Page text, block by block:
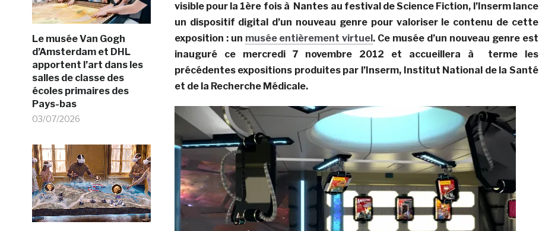
Le musée Van Gogh
d’Amsterdam et DHL
apportent l’art dans les
salles de classe des
écoles primaires des
Pays-bas
03/07/2026
visible pour la 1ère fois à Nantes au festival de Science Fiction, l’Inserm lance
un dispositif digital d’un nouveau genre pour valoriser le contenu de cette
exposition : un musée entièrement virtuel. Ce musée d’un nouveau genre est
inauguré ce mercredi 7 novembre 2012 et accueillera à terme les
précédentes expositions produites par l’Inserm, Institut National de la Santé
et de la Recherche Médicale.